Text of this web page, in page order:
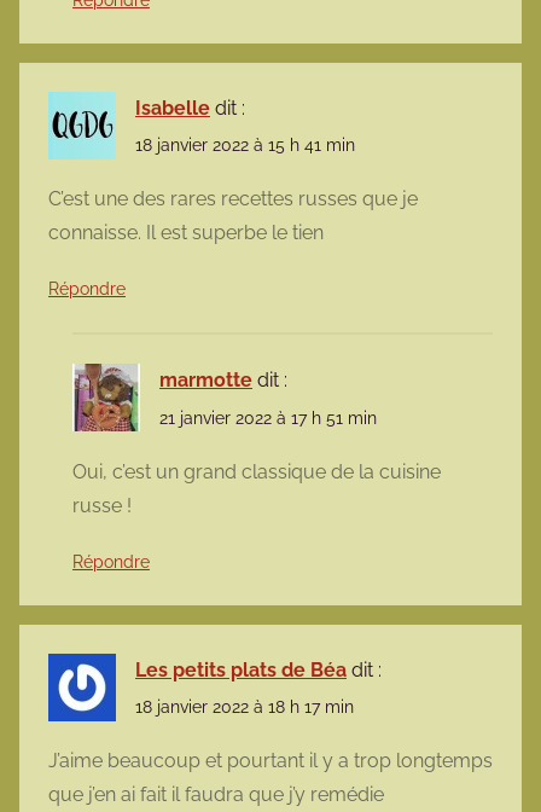
Isabelle dit :
18 janvier 2022 à 15 h 41 min
C’est une des rares recettes russes que je
connaisse. Il est superbe le tien
Répondre
marmotte dit :
21 janvier 2022 à 17 h 51 min
Oui, c’est un grand classique de la cuisine
russe !
Répondre
Les petits plats de Béa dit :
18 janvier 2022 à 18 h 17 min
J’aime beaucoup et pourtant il y a trop longtemps
que j’en ai fait il faudra que j’y remédie